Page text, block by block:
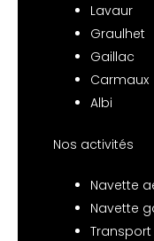
Lavaur
Graulhet
Gaillac
Carmaux
Albi
Nos activités
Navette
Navette